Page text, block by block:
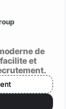
de
et